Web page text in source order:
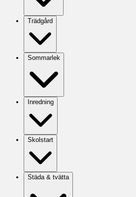
Trädgård
Sommarlek
Inredning
Skolstart
Städa & tvätta